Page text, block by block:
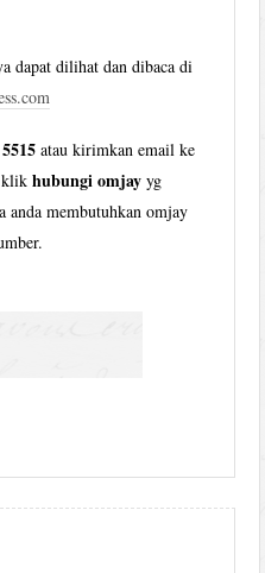
dapat dilihat dan dibaca di
atau kirimkan email ke
klikhubungi omjay yg
membutuhkan omjay